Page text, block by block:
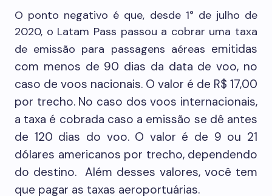
O ponto negativo é que, desde 1° de julho de
2020, o Latam Pass passou a cobrar uma taxa
de emissão para passagens aéreas emitidas
com menos de 90 dias da data de voo, no
caso de voos nacionais. O valor é de R$ 17,00
por trecho. No caso dos voos internacionais,
a taxa é cobrada caso a emissão se dê antes
de 120 dias do voo. O valor é de 9 ou 21
dólares americanos por trecho, dependendo
do destino. Além desses valores, você tem
que pagar as taxas aeroportuárias.